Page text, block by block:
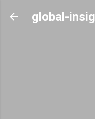
global-